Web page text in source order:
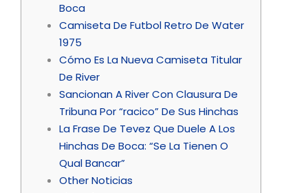
Boca
Camiseta De Futbol Retro De Water
1975
Cómo Es La Nueva Camiseta Titular
De River
Sancionan A River Con Clausura De
Tribuna Por “racico” De Sus Hinchas
La Frase De Tevez Que Duele A Los
Hinchas De Boca: “Se La Tienen O
Qual Bancar”
Other Noticias